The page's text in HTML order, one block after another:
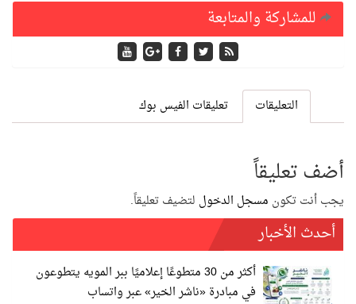
للمشاركة والمتابعة
التعليقات تعليقات الفيس بوك
أضف تعليقاً
يجب أنت تكون مسجل الدخول لتضيف تعليقاً.
أحدث الأخبار
أكثر من 30 متطوعًا إعلاميًا ببر المويه يتطوعون
في مبادرة «ناشر الخير» عبر واتساب